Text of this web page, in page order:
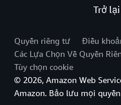
Trở
Quyền riêng tư
Điều
Các Lựa Chọn Về Quyền
Tùy chọn cookie
© 2026, Amazon Web
Amazon. Bảo lưu mọi